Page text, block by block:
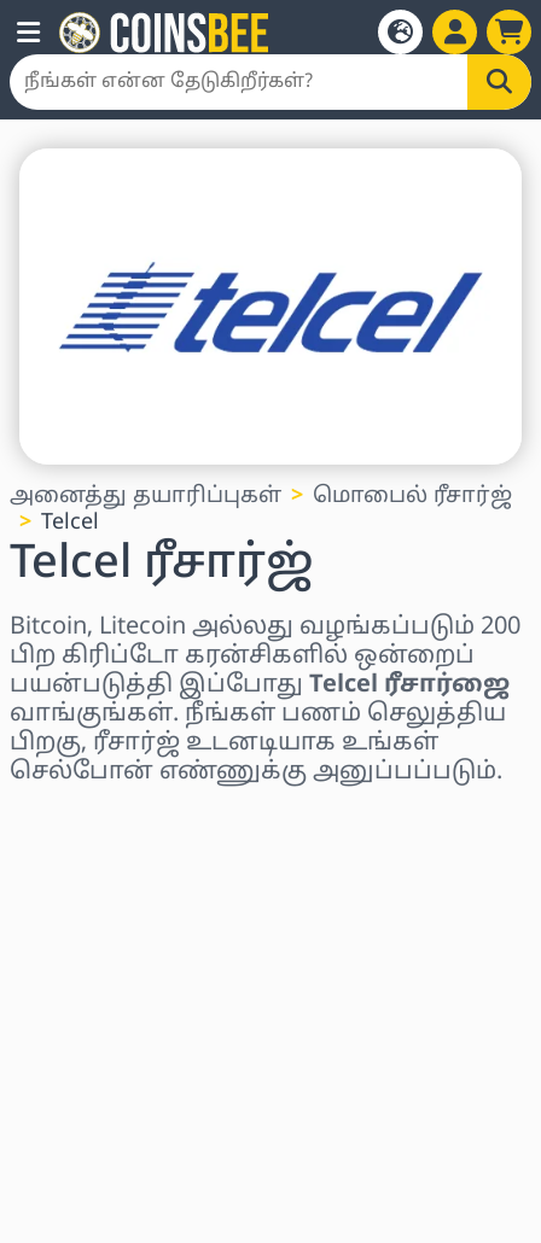
அனைத்து தயாரிப்புகள்
மொபைல் ரீசார்ஜ்
Telcel
Telcel ரீசார்ஜ்
Bitcoin, Litecoin அல்லது வழங்கப்படும் 200
பிற கிரிப்டோ கரன்சிகளில் ஒன்றைப்
பயன்படுத்தி இப்போது Telcel ரீசார்ஜை
வாங்குங்கள். நீங்கள் பணம் செலுத்திய
பிறகு, ரீசார்ஜ் உடனடியாக உங்கள்
செல்போன் எண்ணுக்கு அனுப்பப்படும்.